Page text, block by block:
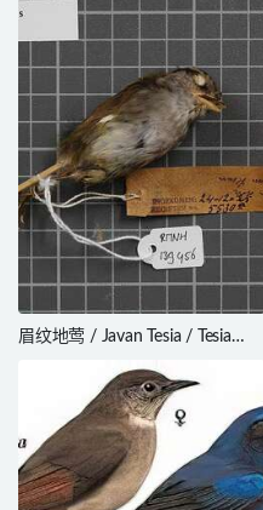
眉纹地莺 / Javan Tesia / Tesia